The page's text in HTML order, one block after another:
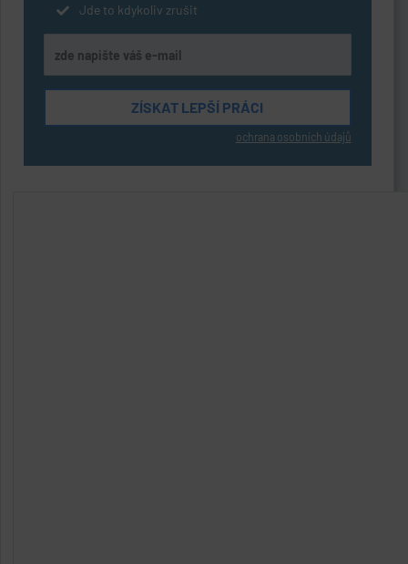
Jde to kdykoliv zrušit
ochrana osobních údajů